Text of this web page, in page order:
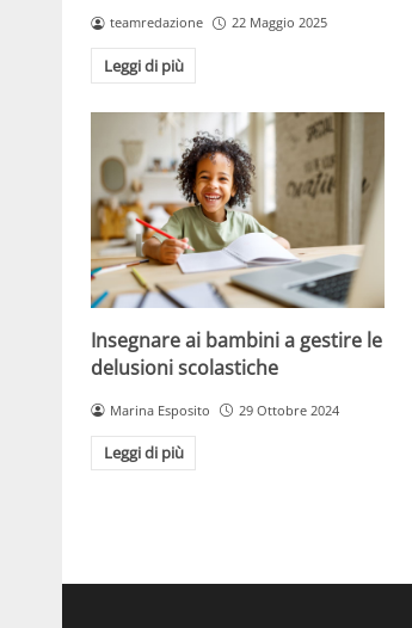
teamredazione 22 Maggio 2025
Leggi di più
Insegnare ai bambini a gestire le
delusioni scolastiche
Marina Esposito 29 Ottobre 2024
Leggi di più